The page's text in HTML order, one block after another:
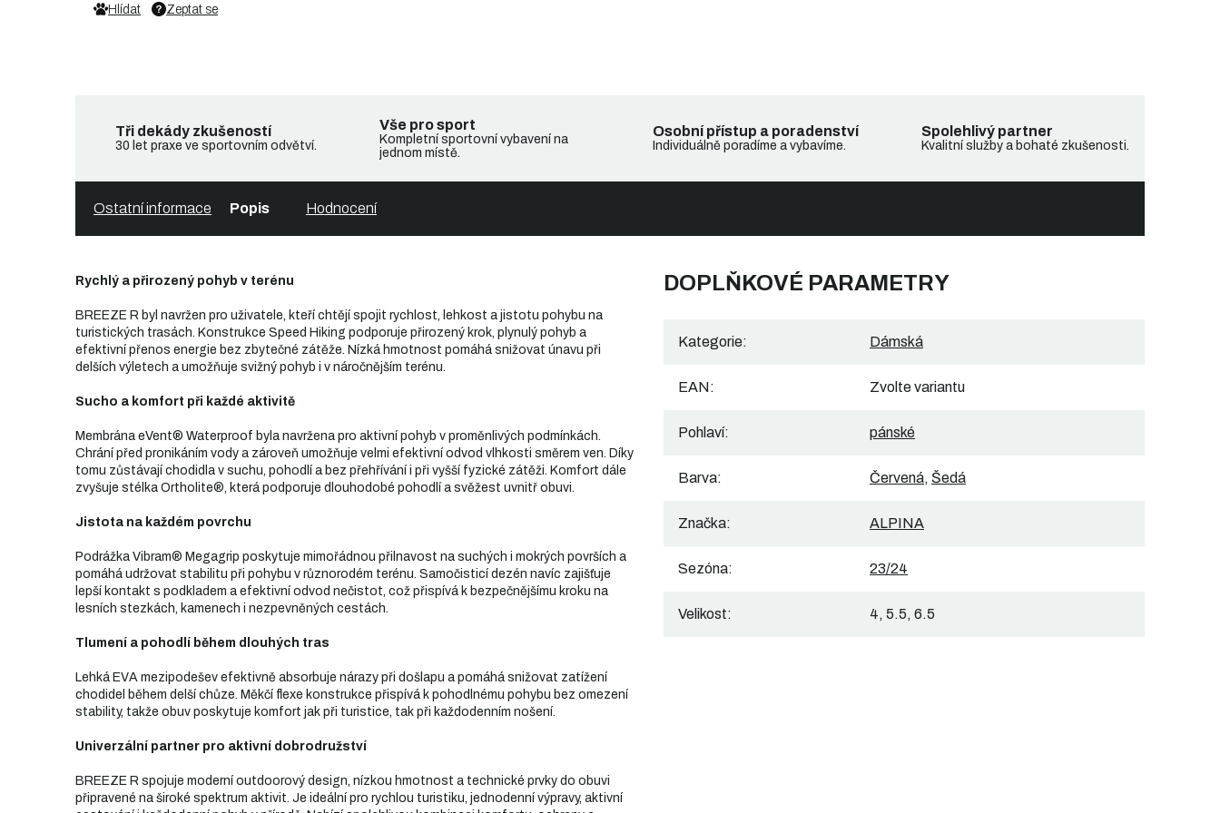
Zeptat se
Hlídat
Tři dekády zkušeností
30 let praxe ve sportovním odvětví.
Vše pro sport
Kompletní sportovní vybavení na
jednom místě.
Osobní přístup a poradenství
Individuálně poradíme a vybavíme.
Spolehlivý partner
Kvalitní služby a bohaté zkušenosti.
Popis Hodnocení
Ostatní informace
Rychlý a přirozený pohyb v terénu
BREEZE R byl navržen pro uživatele, kteří chtějí spojit rychlost, lehkost a jistotu pohybu na
turistických trasách. Konstrukce Speed Hiking podporuje přirozený krok, plynulý pohyb a
efektivní přenos energie bez zbytečné zátěže. Nízká hmotnost pomáhá snižovat únavu při
delších výletech a umožňuje svižný pohyb i v náročnějším terénu.
Sucho a komfort při každé aktivitě
Membrána eVent® Waterproof byla navržena pro aktivní pohyb v proměnlivých podmínkách.
Chrání před pronikáním vody a zároveň umožňuje velmi efektivní odvod vlhkosti směrem ven. Díky
tomu zůstávají chodidla v suchu, pohodlí a bez přehřívání i při vyšší fyzické zátěži. Komfort dále
zvyšuje stélka Ortholite®, která podporuje dlouhodobé pohodlí a svěžest uvnitř obuvi.
Jistota na každém povrchu
Podrážka Vibram® Megagrip poskytuje mimořádnou přilnavost na suchých i mokrých površích a
pomáhá udržovat stabilitu při pohybu v různorodém terénu. Samočisticí dezén navíc zajišťuje
lepší kontakt s podkladem a efektivní odvod nečistot, což přispívá k bezpečnějšímu kroku na
lesních stezkách, kamenech i nezpevněných cestách.
Tlumení a pohodlí během dlouhých tras
Lehká EVA mezipodešev efektivně absorbuje nárazy při došlapu a pomáhá snižovat zatížení
chodidel během delší chůze. Měkčí flexe konstrukce přispívá k pohodlnému pohybu bez omezení
stability, takže obuv poskytuje komfort jak při turistice, tak při každodenním nošení.
Univerzální partner pro aktivní dobrodružství
BREEZE R spojuje moderní outdoorový design, nízkou hmotnost a technické prvky do obuvi
připravené na široké spektrum aktivit. Je ideální pro rychlou turistiku, jednodenní výpravy, aktivní
DOPLŇKOVÉ PARAMETRY
Kategorie: Dámská
EAN: Zvolte variantu
Pohlaví: pánské
Barva: Červená, Šedá
Značka: ALPINA
Sezóna: 23/24
Velikost: 4, 5.5, 6.5